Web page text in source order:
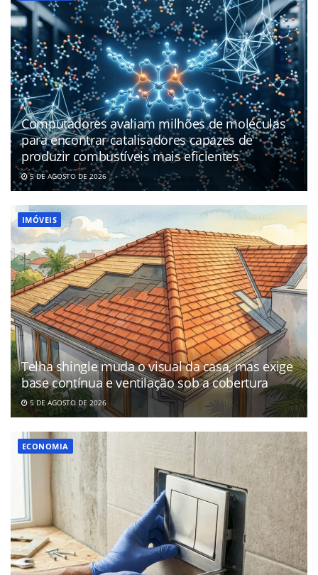
Computadores avaliam milhões de moléculas
para encontrar catalisadores capazes de
produzir combustíveis mais eficientes
5 DE AGOSTO DE 2026
IMÓVEIS
Telha shingle muda o visual da casa, mas exige
base contínua e ventilação sob a cobertura
5 DE AGOSTO DE 2026
ECONOMIA